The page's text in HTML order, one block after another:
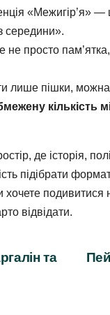
«Межигір’я» —
середини».
не просто
лише пішки, можна
кількість
де історія,
підібрати
подивитися
відвідати.
та